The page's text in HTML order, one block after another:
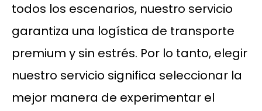
todos los escenarios, nuestro servicio
garantiza una logística de transporte
premium y sin estrés. Por lo tanto, elegir
nuestro servicio significa seleccionar la
mejor manera de experimentar el